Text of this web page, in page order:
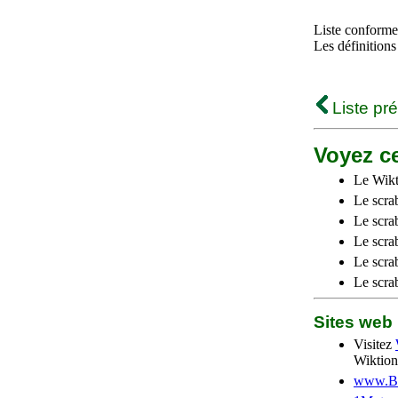
Liste
Les définitions
Liste
Voyez
Le
Le
Le
Le
Le
Le
Sites web
Visitez